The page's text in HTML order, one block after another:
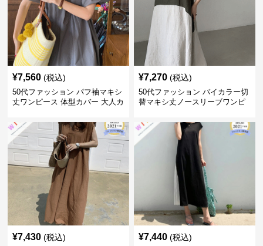
¥7,560 (税込)
50代ファッション パフ袖マキシ
丈ワンピース 体型カバー 大人カ
¥7,270 (税込)
50代ファッション バイカラー切
替マキシ丈ノースリーブワンピ
¥7,430 (税込) ¥7,440 (税込)